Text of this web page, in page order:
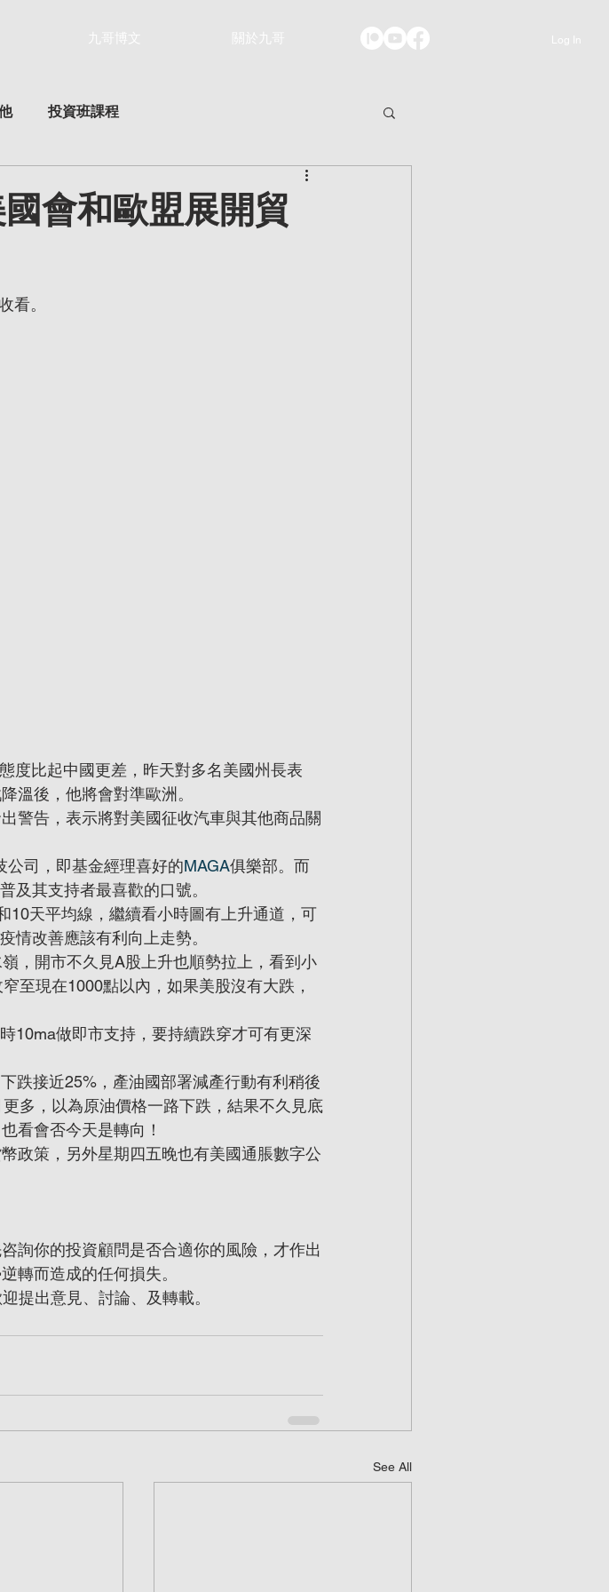
九哥博文 關於九哥 Log In
投資班課程
會和歐盟展開貿
看。
度比起中國更差，昨天對多名美國州長表
溫後，他將會對準歐洲。
警告，表示將對美國征收汽車與其他商品關
公司，即基金經理喜好的MAGA俱樂部。而
及其支持者最喜歡的口號。
10天平均線，繼續看小時圖有上升通道，可
情改善應該有利向上走勢。
，開市不久見A股上升也順勢拉上，看到小
至現在1000點以內，如果美股沒有大跌，
10ma做即市支持，要持續跌穿才可有更深
跌接近25%，產油國部署減產行動有利稍後
多，以為原油價格一路下跌，結果不久見底
看會否今天是轉向！
政策，另外星期四五晚也有美國通脹數字公
詢你的投資顧問是否合適你的風險，才作出
轉而造成的任何損失。
提出意見、討論、及轉載。
See All